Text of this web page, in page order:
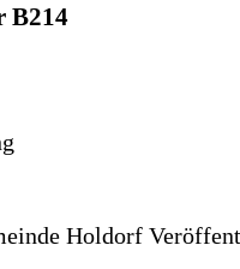
B214
Holdorf